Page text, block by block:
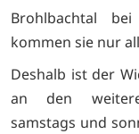
Brohlbachtal
kommen sie nur
Deshalb ist der
an den
samstags und